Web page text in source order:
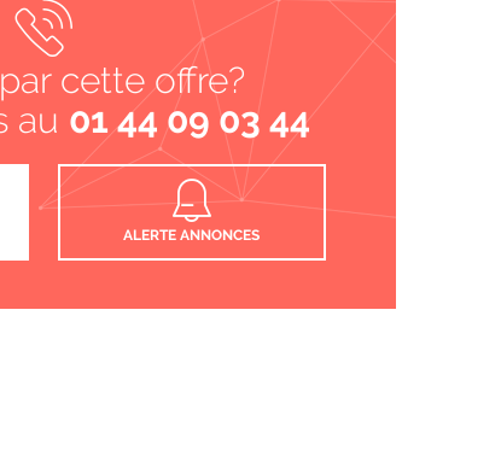
cette offre?
au 01 44 09 03 44
ALERTE ANNONCES